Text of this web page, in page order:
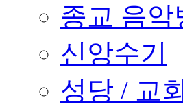
종교 음악
신앙수기
성당 / 교